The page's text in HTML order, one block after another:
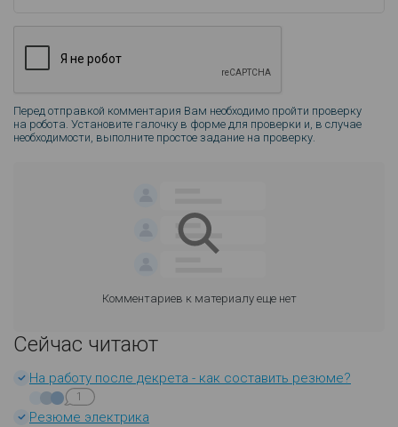
Перед отправкой комментария Вам необходимо пройти проверку
на робота. Установите галочку в форме для проверки и, в случае
необходимости, выполните простое задание на проверку.
Комментариев к материалу еще нет
Сейчас читают
На работу после декрета - как составить резюме?
1
Резюме электрика